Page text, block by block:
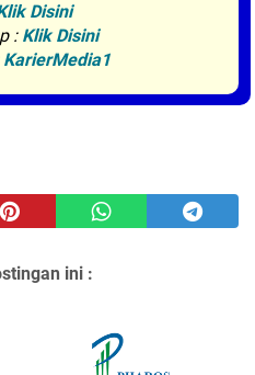
Disini
: Klik Disini
KarierMedia1
ini :